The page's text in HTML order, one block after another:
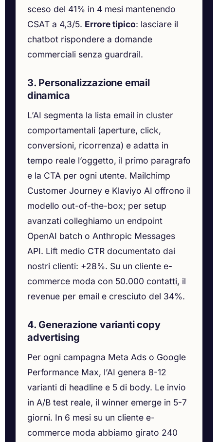
sceso del 41% in 4 mesi mantenendo
CSAT a 4,3/5. Errore tipico: lasciare il
chatbot rispondere a domande
commerciali senza guardrail.
3. Personalizzazione email
dinamica
L’AI segmenta la lista email in cluster
comportamentali (aperture, click,
conversioni, ricorrenza) e adatta in
tempo reale l’oggetto, il primo paragrafo
e la CTA per ogni utente. Mailchimp
Customer Journey e Klaviyo AI offrono il
modello out-of-the-box; per setup
avanzati colleghiamo un endpoint
OpenAI batch o Anthropic Messages
API. Lift medio CTR documentato dai
nostri clienti: +28%. Su un cliente e-
commerce moda con 50.000 contatti, il
revenue per email e cresciuto del 34%.
4. Generazione varianti copy
advertising
Per ogni campagna Meta Ads o Google
Performance Max, l’AI genera 8-12
varianti di headline e 5 di body. Le invio
in A/B test reale, il winner emerge in 5-7
giorni. In 6 mesi su un cliente e-
commerce moda abbiamo girato 240